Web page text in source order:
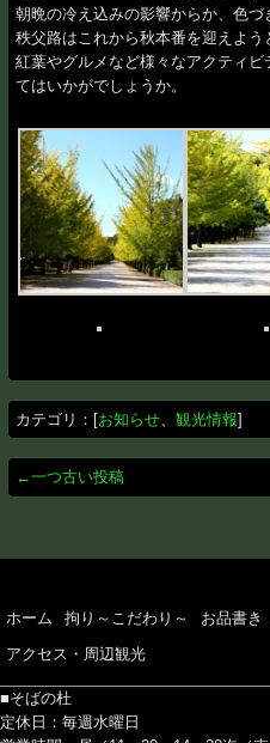
朝晩の冷え込みの影響からか、色づ
秩父路はこれから秋本番を迎えよう
紅葉やグルメなど様々なアクティ
てはいかがでしょうか。
カテゴリ：[お知らせ、 観光情報]
←一つ古い投稿
ホーム 拘り～こだわり～ お品書き
アクセス・周辺観光
■そばの杜
定休日：毎週水曜日